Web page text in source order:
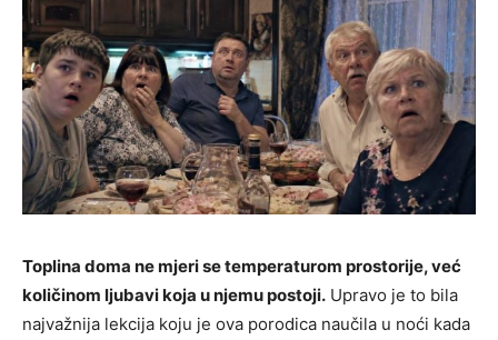
Toplina doma ne mjeri se temperaturom prostorije, već
količinom ljubavi koja u njemu postoji. Upravo je to bila
najvažnija lekcija koju je ova porodica naučila u noći kada